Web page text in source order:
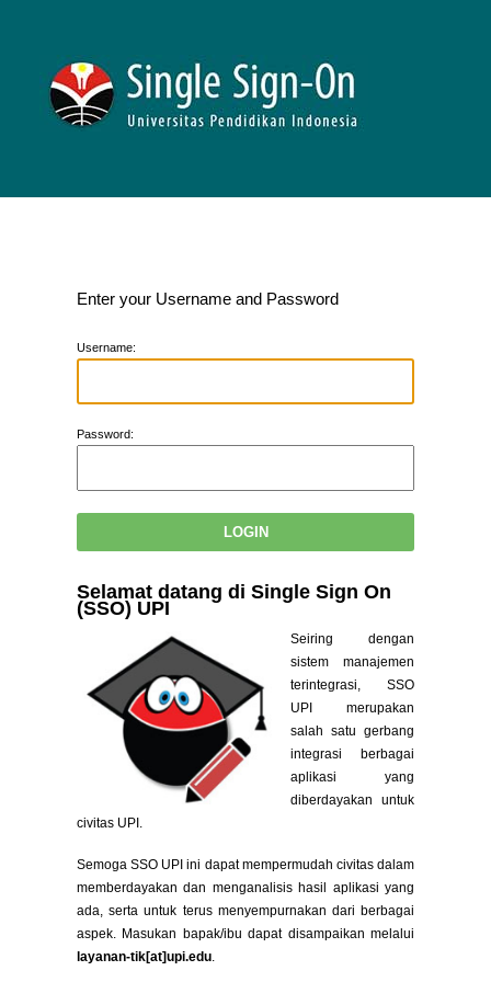
Enter your Username and Password
Username:
Password:
Selamat datang di Single Sign On
(SSO) UPI
Seiring dengan
sistem manajemen
terintegrasi, SSO
UPI merupakan
salah satu gerbang
integrasi berbagai
aplikasi yang
diberdayakan untuk
civitas UPI.
Semoga SSO UPI ini dapat mempermudah civitas dalam
memberdayakan dan menganalisis hasil aplikasi yang
ada, serta untuk terus menyempurnakan dari berbagai
aspek. Masukan bapak/ibu dapat disampaikan melalui
layanan-tik[at]upi.edu.